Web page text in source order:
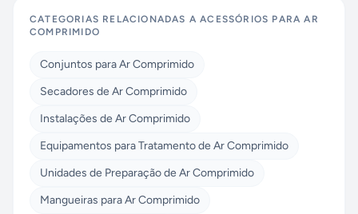
CATEGORIAS RELACIONADAS AACESSÓRIOS PARA AR
COMPRIMIDO
Conjuntos para Ar Comprimido
Secadores de Ar Comprimido
Instalações de Ar Comprimido
Equipamentos para Tratamento de Ar Comprimido
Unidades de Preparação de Ar Comprimido
Mangueiras para Ar Comprimido